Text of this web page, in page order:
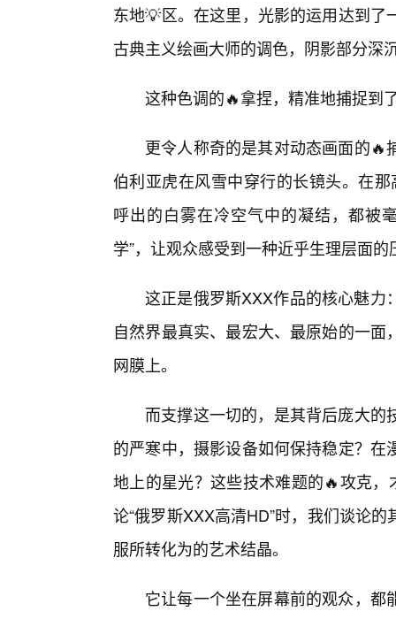
东地💡区。在这里，光影的运用达到
古典主义绘画大师的调色，阴影部分深
这种色调的🔥拿捏，精准地捕捉到
更令人称奇的是其对动态画面的
伯利亚虎在风雪中穿行的长镜头。在
呼出的白雾在冷空气中的凝结，都被
学”，让观众感受到一种近乎生理层面的
这正是俄罗斯XXX作品的核心魅力
自然界最真实、最宏大、最原始的一
网膜上。
而支撑这一切的，是其背后庞大
的严寒中，摄影设备如何保持稳定？
地上的星光？这些技术难题的🔥攻克
论“俄罗斯XXX高清HD”时，我们谈论
服所转化为的艺术结晶。
它让每一个坐在屏幕前的观众，